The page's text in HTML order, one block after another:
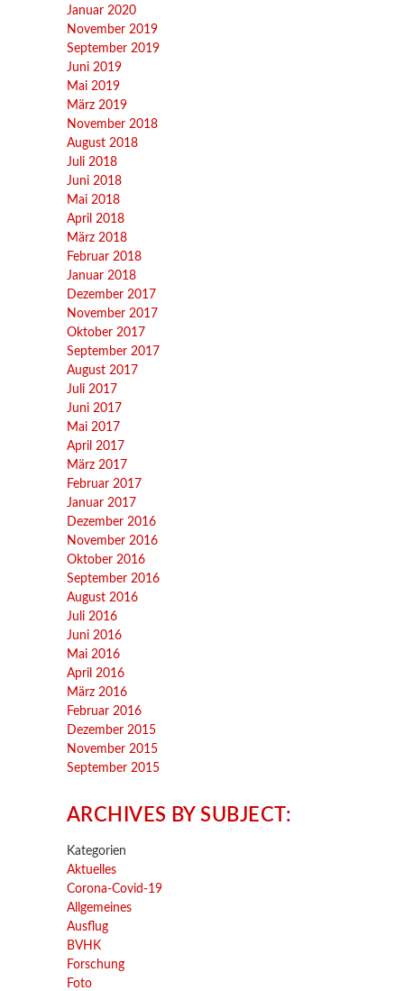
Januar 2020
November 2019
September 2019
Juni 2019
Mai 2019
März 2019
November 2018
August 2018
Juli 2018
Juni 2018
Mai 2018
April 2018
März 2018
Februar 2018
Januar 2018
Dezember 2017
November 2017
Oktober 2017
September 2017
August 2017
Juli 2017
Juni 2017
Mai 2017
April 2017
März 2017
Februar 2017
Januar 2017
Dezember 2016
November 2016
Oktober 2016
September 2016
August 2016
Juli 2016
Juni 2016
Mai 2016
April 2016
März 2016
Februar 2016
Dezember 2015
November 2015
September 2015
ARCHIVES BY SUBJECT:
Kategorien
Aktuelles
Corona-Covid-19
Allgemeines
Ausflug
BVHK
Forschung
Foto